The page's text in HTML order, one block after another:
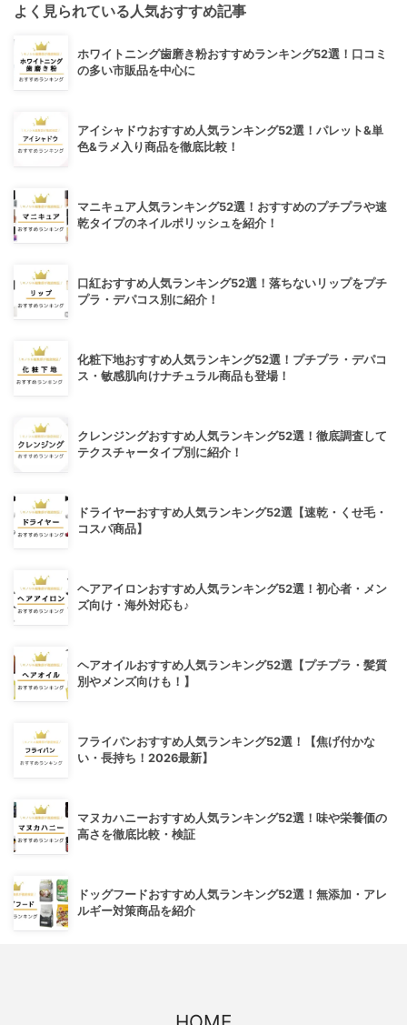
よく見られている人気おすすめ記事
ホワイトニング歯磨き粉おすすめランキング52選！口コミ
の多い市販品を中心に
アイシャドウおすすめ人気ランキング52選！パレット&単
色&ラメ入り商品を徹底比較！
マニキュア人気ランキング52選！おすすめのプチプラや速
乾タイプのネイルポリッシュを紹介！
口紅おすすめ人気ランキング52選！落ちないリップをプチ
プラ・デパコス別に紹介！
化粧下地おすすめ人気ランキング52選！プチプラ・デパコ
ス・敏感肌向けナチュラル商品も登場！
クレンジングおすすめ人気ランキング52選！徹底調査して
テクスチャータイプ別に紹介！
ドライヤーおすすめ人気ランキング52選【速乾・くせ毛・
コスパ商品】
ヘアアイロンおすすめ人気ランキング52選！初心者・メン
ズ向け・海外対応も♪
ヘアオイルおすすめ人気ランキング52選【プチプラ・髪質
別やメンズ向けも！】
フライパンおすすめ人気ランキング52選！【焦げ付かな
い・長持ち！2026最新】
マヌカハニーおすすめ人気ランキング52選！味や栄養価の
高さを徹底比較・検証
ドッグフードおすすめ人気ランキング52選！無添加・アレ
ルギー対策商品を紹介